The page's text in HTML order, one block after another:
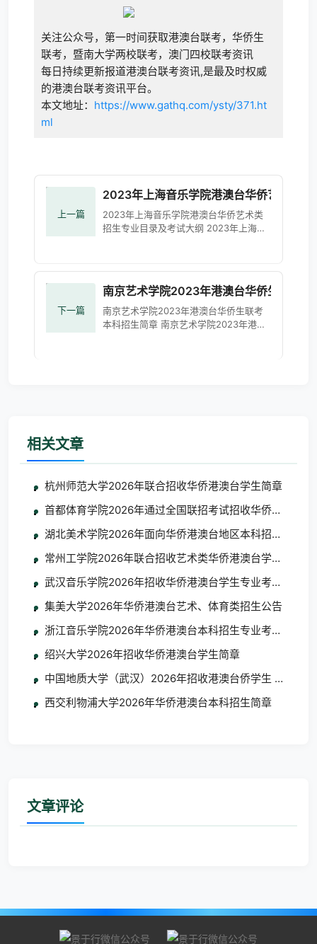
关注公众号，第一时间获取港澳台联考，华侨生
联考，暨南大学两校联考，澳门四校联考资讯
每日持续更新报道港澳台联考资讯,是最及时权威
的港澳台联考资讯平台。
本文地址： https://www.gathq.com/ysty/371.ht
ml
上一篇
2023年上海音乐学院港澳台华侨艺术类招
2023年上海音乐学院港澳台华侨艺术类
招生专业目录及考试大纲 2023年上海音
下一篇
南京艺术学院2023年港澳台华侨生联考本
南京艺术学院2023年港澳台华侨生联考
本科招生简章 南京艺术学院2023年港澳
相关文章
杭州师范大学2026年联合招收华侨港澳台学生简章
首都体育学院2026年通过全国联招考试招收华侨港澳台学
湖北美术学院2026年面向华侨港澳台地区本科招生考试
常州工学院2026年联合招收艺术类华侨港澳台学生简章
武汉音乐学院2026年招收华侨港澳台学生专业考试考生须
集美大学2026年华侨港澳台艺术、体育类招生公告
浙江音乐学院2026年华侨港澳台本科招生专业考试合格
绍兴大学2026年招收华侨港澳台学生简章
中国地质大学（武汉）2026年招收港澳台侨学生 艺术类
西交利物浦大学2026年华侨港澳台本科招生简章
文章评论